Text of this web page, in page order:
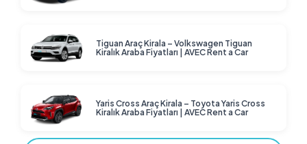
Tiguan Araç Kirala – Volkswagen Tiguan
Kiralık Araba Fiyatları | AVEC Rent a Car
Yaris Cross Araç Kirala – Toyota Yaris Cross
Kiralık Araba Fiyatları | AVEC Rent a Car